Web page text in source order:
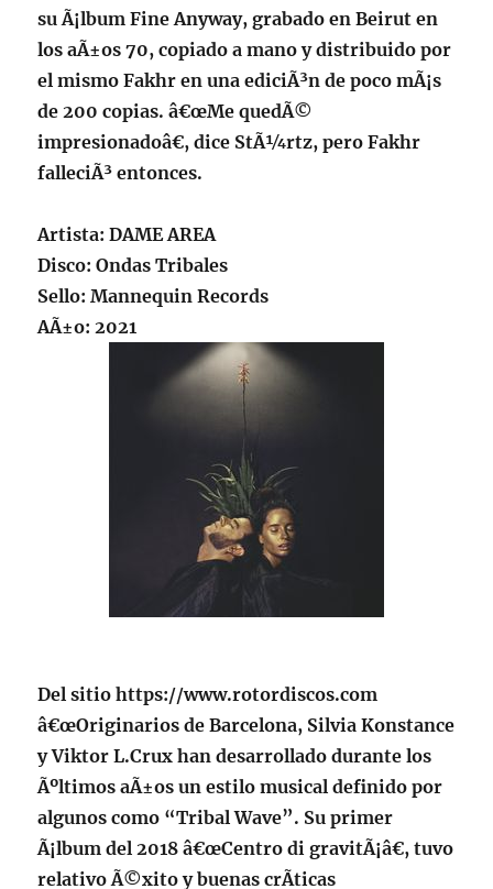
su Ã¡lbum Fine Anyway, grabado en Beirut en
los aÃ±os 70, copiado a mano y distribuido por
el mismo Fakhr en una ediciÃ³n de poco mÃ¡s
de 200 copias. â€œMe quedÃ©
impresionadoâ€, dice StÃ¼rtz, pero Fakhr
falleciÃ³ entonces.
Artista:DAME AREA
Disco: Ondas Tribales
Sello: Mannequin Records
AÃ±o: 2021
Del sitio https://www.rotordiscos.com
â€œOriginarios de Barcelona, Silvia Konstance
y Viktor L.Crux han desarrollado durante los
Ãºltimos aÃ±os un estilo musical definido por
algunos como “Tribal Wave”. Su primer
Ã¡lbum del 2018 â€œCentro di gravitÃ¡â€, tuvo
relativo Ã©xito y buenas crÃ­ticas